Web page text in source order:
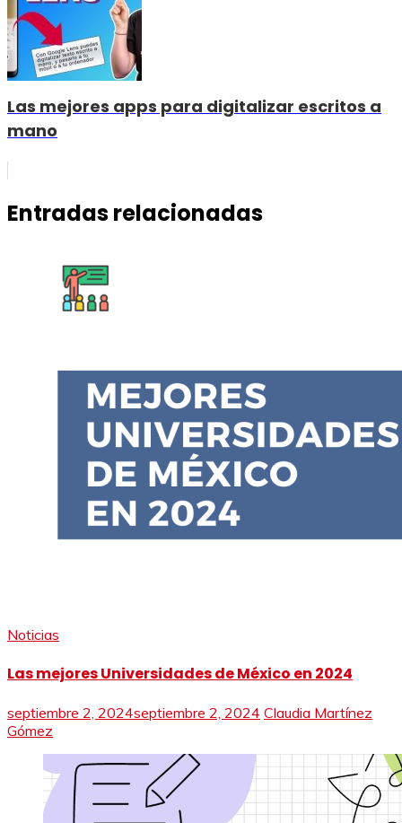
Las mejores apps para digitalizar escritos a
mano
Entradas relacionadas
Noticias
Las mejores Universidades de México en 2024
septiembre 2, 2024septiembre 2, 2024 Claudia Martínez
Gómez